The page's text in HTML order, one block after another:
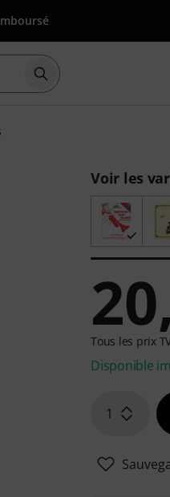
Démarrer la
Voir les
Tous les prix
Disponible
1